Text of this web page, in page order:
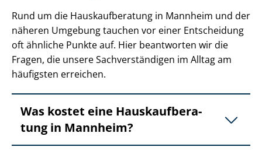
Rund um die Haus­kauf­be­ra­tung in Mannheim und der
näheren Umgebung tauchen vor einer Entscheidung
oft ähnliche Punkte auf. Hier beantworten wir die
Fragen, die unsere Sach­ver­stän­di­gen im Alltag am
häufigsten erreichen.
Was kostet eine Haus­kauf­be­ra­
tung in Mannheim?